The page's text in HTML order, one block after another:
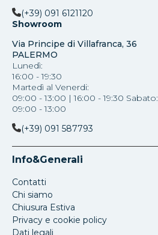
(+39) 091 6121120
Showroom
Via Principe di Villafranca, 36
PALERMO
Lunedì:
16:00 - 19:30
Martedì al Venerdi:
09:00 - 13:00 | 16:00 - 19:30 Sabato:
09:00 - 13:00
(+39) 091 587793
Info&Generali
Contatti
Chi siamo
Chiusura Estiva
Privacy e cookie policy
Dati legali